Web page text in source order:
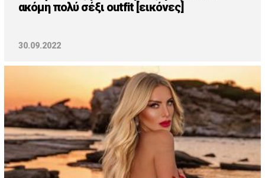
ακόμη πολύ σέξι outfit [εικόνες]
30.09.2022